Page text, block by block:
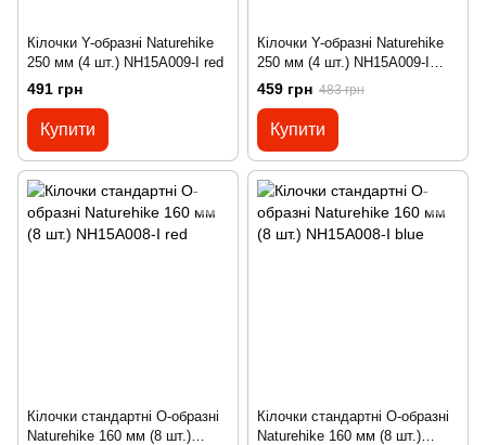
Кілочки Y-образні Naturehike
250 мм (4 шт.) NH15A009-I red
491 грн
Купити
Кілочки Y-образні Naturehike
250 мм (4 шт.) NH15A009-I
blue
459 грн 483 грн
Купити
Кілочки стандартні O-образні
Naturehike 160 мм (8 шт.)
Кілочки стандартні O-образні
Naturehike 160 мм (8 шт.)